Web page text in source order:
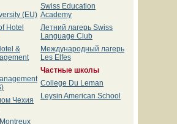
(EU)
Hotel
&
Чехия
Swiss Education
Academy
Летний лагерь Swiss
Language Club
Международный лагерь
Les Elfes
Частные школы
College Du Leman
Leysin American School